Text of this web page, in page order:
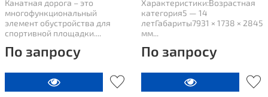
Канатная дорога – это
многофункциональный
элемент обустройства для
спортивной площадки....
По запросу
Характеристики:Возрастная
категория5 — 14
летГабариты7931 × 1738 × 2845
мм...
По запросу